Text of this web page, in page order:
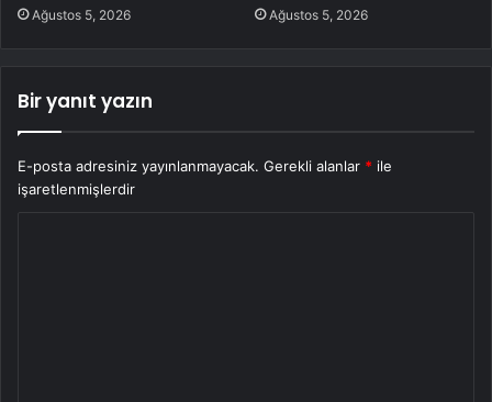
Ağustos 5, 2026 Ağustos 5, 2026
Bir yanıt yazın
E-posta adresiniz yayınlanmayacak. Gerekli alanlar * ile
işaretlenmişlerdir